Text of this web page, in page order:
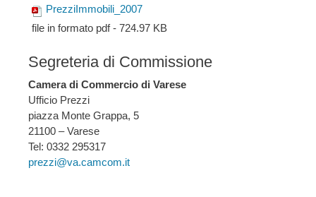
PrezziImmobili_2007
file in formato pdf - 724.97 KB
Segreteria di Commissione
Camera di Commercio di Varese
Ufficio Prezzi
piazza Monte Grappa, 5
21100 – Varese
Tel: 0332 295317
prezzi@va.camcom.it